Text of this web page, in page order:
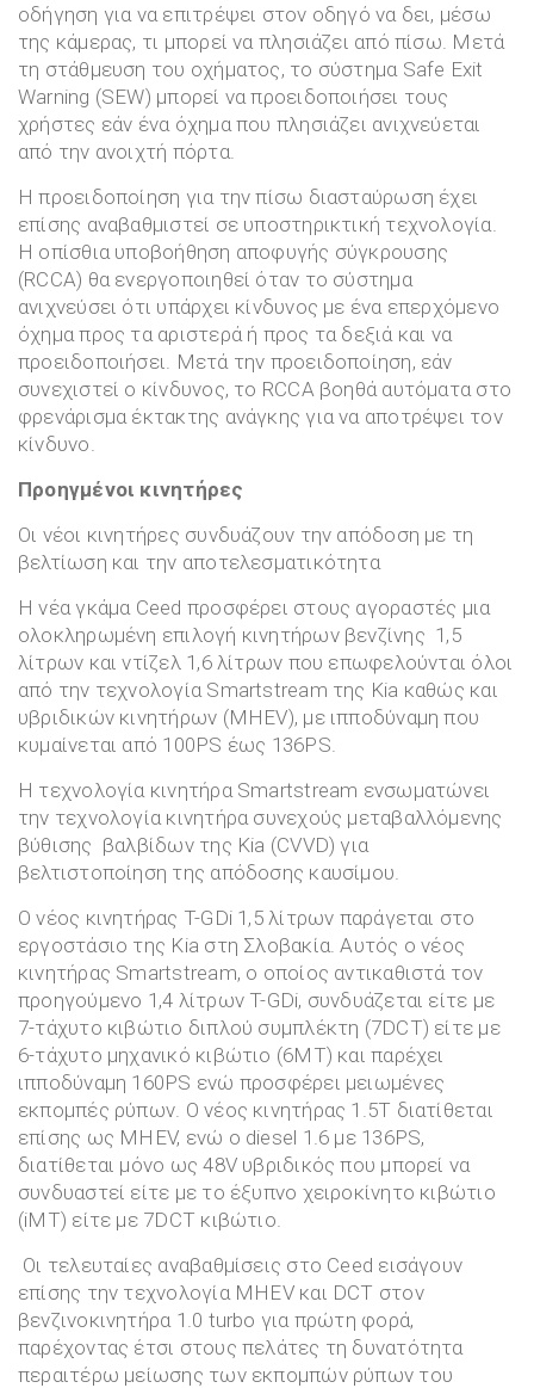
οδήγηση για να επιτρέψει στον οδηγό να δει, μέσω
της κάμερας, τι μπορεί να πλησιάζει από πίσω. Μετά
τη στάθμευση του οχήματος, το σύστημα Safe Exit
Warning (SEW) μπορεί να προειδοποιήσει τους
χρήστες εάν ένα όχημα που πλησιάζει ανιχνεύεται
από την ανοιχτή πόρτα.
Η προειδοποίηση για την πίσω διασταύρωση έχει
επίσης αναβαθμιστεί σε υποστηρικτική τεχνολογία.
Η οπίσθια υποβοήθηση αποφυγής σύγκρουσης
(RCCA) θα ενεργοποιηθεί όταν το σύστημα
ανιχνεύσει ότι υπάρχει κίνδυνος με ένα επερχόμενο
όχημα προς τα αριστερά ή προς τα δεξιά και να
προειδοποιήσει. Μετά την προειδοποίηση, εάν
συνεχιστεί ο κίνδυνος, το RCCA βοηθά αυτόματα στο
φρενάρισμα έκτακτης ανάγκης για να αποτρέψει τον
κίνδυνο.
Προηγμένοι κινητήρες
Οι νέοι κινητήρες συνδυάζουν την απόδοση με τη
βελτίωση και την αποτελεσματικότητα
Η νέα γκάμα Ceed προσφέρει στους αγοραστές μια
ολοκληρωμένη επιλογή κινητήρων βενζίνης 1,5
λίτρων και ντίζελ 1,6 λίτρων που επωφελούνται όλοι
από την τεχνολογία Smartstream της Kia καθώς και
υβριδικών κινητήρων (MHEV), με ιπποδύναμη που
κυμαίνεται από 100PS έως 136PS.
Η τεχνολογία κινητήρα Smartstream ενσωματώνει
την τεχνολογία κινητήρα συνεχούς μεταβαλλόμενης
βύθισης βαλβίδων της Kia (CVVD) για
βελτιστοποίηση της απόδοσης καυσίμου.
Ο νέος κινητήρας T-GDi 1,5 λίτρων παράγεται στο
εργοστάσιο της Kia στη Σλοβακία. Αυτός ο νέος
κινητήρας Smartstream, ο οποίος αντικαθιστά τον
προηγούμενο 1,4 λίτρων T-GDi, συνδυάζεται είτε με
7-τάχυτο κιβώτιο διπλού συμπλέκτη (7DCT) είτε με
6-τάχυτο μηχανικό κιβώτιο (6MT) και παρέχει
ιπποδύναμη 160PS ενώ προσφέρει μειωμένες
εκπομπές ρύπων. Ο νέος κινητήρας 1.5T διατίθεται
επίσης ως MHEV, ενώ ο diesel 1.6 με 136PS,
διατίθεται μόνο ως 48V υβριδικός που μπορεί να
συνδυαστεί είτε με το έξυπνο χειροκίνητο κιβώτιο
(iMT) είτε με 7DCT κιβώτιο.
Οι τελευταίες αναβαθμίσεις στο Ceed εισάγουν
επίσης την τεχνολογία MHEV και DCT στον
βενζινοκινητήρα 1.0 turbo για πρώτη φορά,
παρέχοντας έτσι στους πελάτες τη δυνατότητα
περαιτέρω μείωσης των εκπομπών ρύπων του